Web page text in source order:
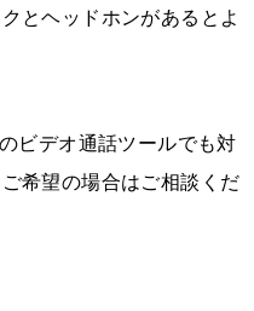
とヘッドホンがあるとよ
ビデオ通話ツールでも対
希望の場合はご相談くだ